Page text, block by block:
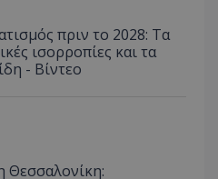
πριν το 2028: Τα
ισορροπίες και τα
- Βίντεο
Θεσσαλονίκη: